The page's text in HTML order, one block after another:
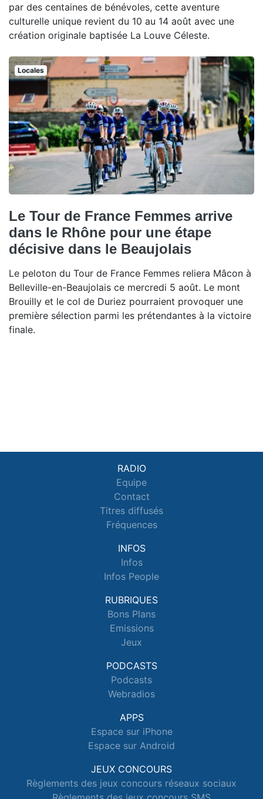
par des centaines de bénévoles, cette aventure
culturelle unique revient du 10 au 14 août avec une
création originale baptisée La Louve Céleste.
Locales
Le Tour de France Femmes arrive
dans le Rhône pour une étape
décisive dans le Beaujolais
Le peloton du Tour de France Femmes reliera Mâcon à
Belleville-en-Beaujolais ce mercredi 5 août. Le mont
Brouilly et le col de Duriez pourraient provoquer une
première sélection parmi les prétendantes à la victoire
finale.
RADIO
Equipe
Contact
Titres diffusés
Fréquences
INFOS
Infos
Infos People
RUBRIQUES
Bons Plans
Emissions
Jeux
PODCASTS
Podcasts
Webradios
APPS
Espace sur iPhone
Espace sur Android
JEUX CONCOURS
Règlements des jeux concours réseaux sociaux